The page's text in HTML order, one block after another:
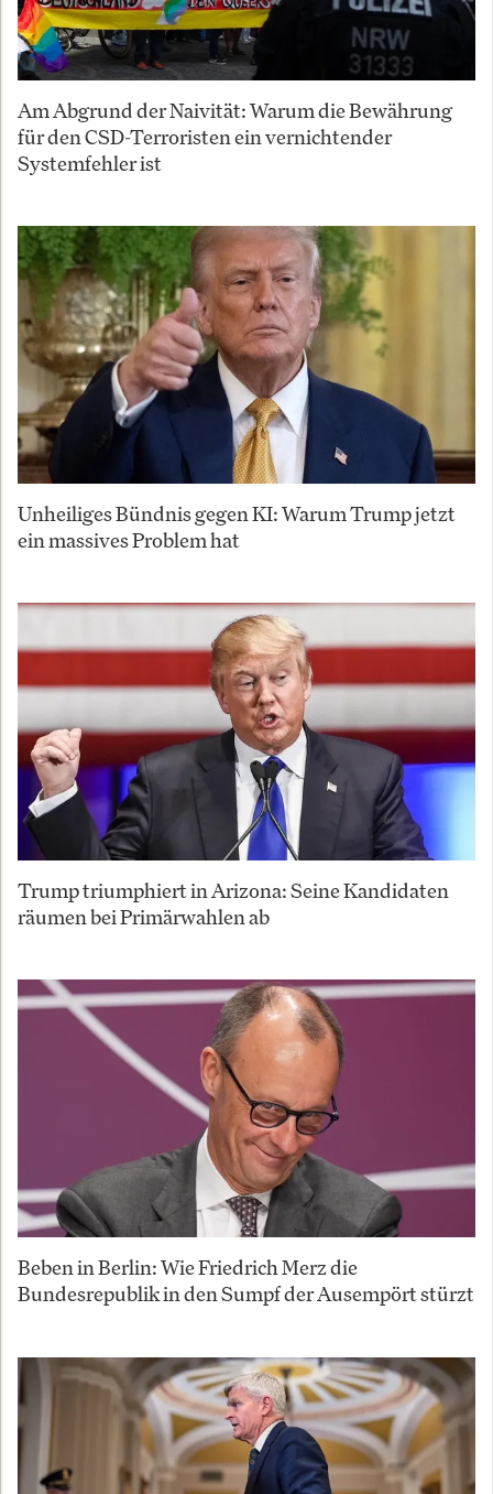
Am Abgrund der Naivität: Warum die Bewährung
für den CSD-Terroristen ein vernichtender
Systemfehler ist
Unheiliges Bündnis gegen KI: Warum Trump jetzt
ein massives Problem hat
Trump triumphiert in Arizona: Seine Kandidaten
räumen bei Primärwahlen ab
Beben in Berlin: Wie Friedrich Merz die
Bundesrepublik in den Sumpf der Ausempört stürzt